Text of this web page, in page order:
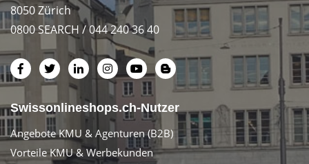
8050 Zürich
0800 SEARCH / 044 240 36 40
Swissonlineshops.ch-Nutzer
Angebote KMU & Agenturen (B2B)
Vorteile KMU & Werbekunden